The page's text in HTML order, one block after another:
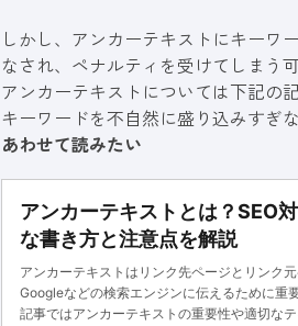
しかし、アンカーテキストにキーワ
なされ、ペナルティを受けてしまう
アンカーテキストについては下記の
キーワードを不自然に盛り込みすぎ
あわせて読みたい
アンカーテキストとは？SEO
な書き方と注意点を解説
アンカーテキストはリンク先ページとリンク
Googleなどの検索エンジンに伝えるために重
記事ではアンカーテキストの重要性や適切な